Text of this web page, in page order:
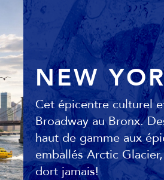
NEW
Cet épicentre culturel
Broadway au Bronx.
haut de gamme aux
emballés Arctic
dort jamais!